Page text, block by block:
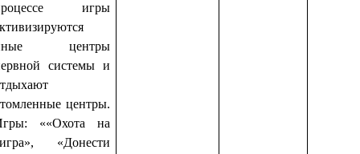
игры
центры
системы и
центры.
««Охота на
«Донести